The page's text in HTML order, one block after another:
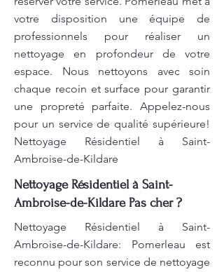
votre disposition une équipe de
professionnels pour réaliser un
nettoyage en profondeur de votre
espace. Nous nettoyons avec soin
chaque recoin et surface pour garantir
une propreté parfaite. Appelez-nous
pour un service de qualité supérieure!
Nettoyage Résidentiel à Saint-
Ambroise-de-Kildare
Nettoyage Résidentiel à Saint-
Ambroise-de-Kildare Pas cher ?
Nettoyage Résidentiel à Saint-
Ambroise-de-Kildare: Pomerleau est
reconnu pour son service de nettoyage